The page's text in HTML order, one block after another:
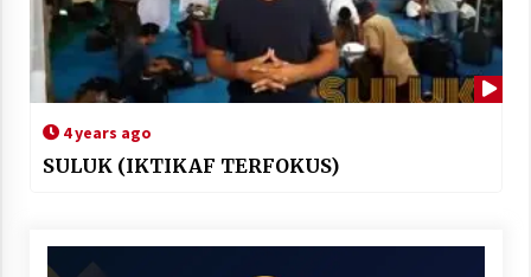
4 years ago
SULUK (IKTIKAF TERFOKUS)